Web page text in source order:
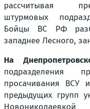
рассчитывая
штурмовых
Бойцы ВС РФ
западнее Лесного,
На
подразделения
просачивания ВСУ
предыдущих групп